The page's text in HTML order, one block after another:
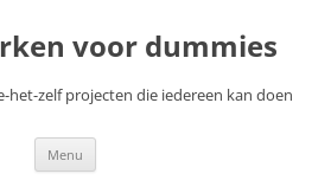
voor dummies
het-zelf projecten die iedereen kan doen
Menu